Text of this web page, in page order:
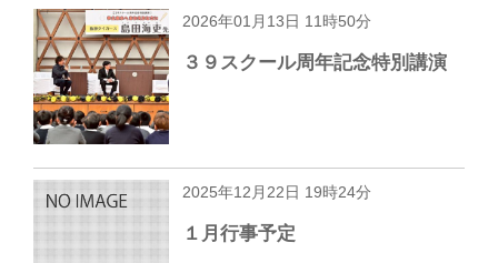
2026年01月13日 11時50分
３９スクール周年記念特別講演
2025年12月22日 19時24分
１月行事予定